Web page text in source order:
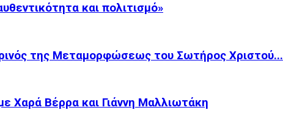
και πολιτισμό»
της Μεταμορφώσεως του Σωτήρος Χριστού...
Χαρά Βέρρα και Γιάννη Μαλλιωτάκη